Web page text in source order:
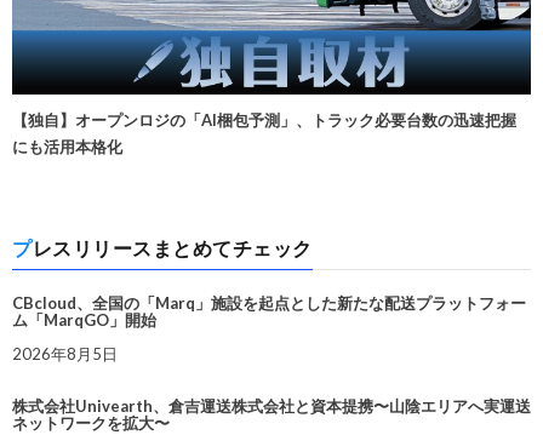
【独自】オープンロジの「AI梱包予測」、トラック必要台数の迅速把握
にも活用本格化
プレスリリースまとめてチェック
CBcloud、全国の「Marq」施設を起点とした新たな配送プラットフォー
ム「MarqGO」開始
2026年8月5日
株式会社Univearth、倉吉運送株式会社と資本提携〜山陰エリアへ実運送
ネットワークを拡大〜